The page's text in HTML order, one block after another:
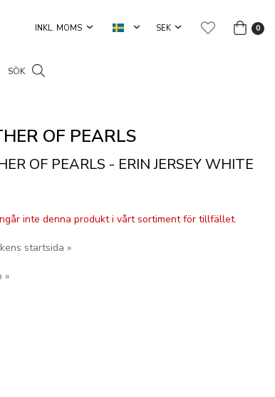
0
SÖK
OF PEARLS
OF PEARLS - ERIN JERSEY WHITE
inte denna produkt i vårt sortiment för tillfället.
startsida »
»